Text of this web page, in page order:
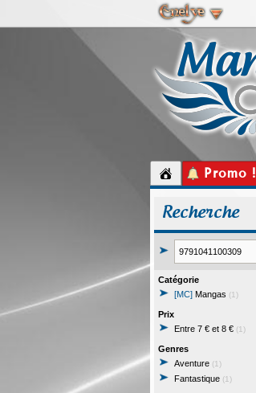
Promo !
Recherche
Catégorie
[MC] Mangas (1)
Prix
Entre 7 € et 8 € (1)
Genres
Aventure (1)
Fantastique (1)